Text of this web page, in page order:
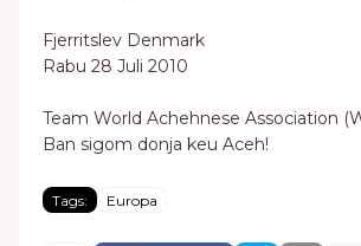
Fjerritslev Denmark
Rabu 28 Juli 2010
Team World Achehnese Association
Ban sigom donja keu Aceh!
Tags: Europa